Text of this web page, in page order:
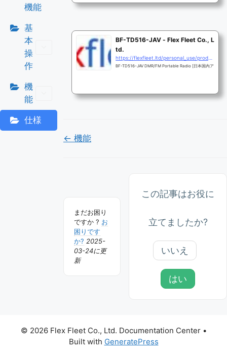
機能
基
本
操
作
機
能
仕様
BF-TD516-JAV - Flex Fleet Co., L
td.
BF-TD516-JAV DMR/FM Portable Radio [日本国内ア
Doc
ー
シ
ョ
ン
← 機能
まだお困り
ですか ? お
困りです
か? 2025-
03-24に更
新
この記事はお役に
立てましたか?
いいえ
はい
© 2026 Flex Fleet Co., Ltd. Documentation Center•
Built with GeneratePress